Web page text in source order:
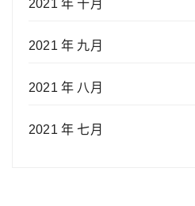
2021 年 十月
2021 年 九月
2021 年 八月
2021 年 七月